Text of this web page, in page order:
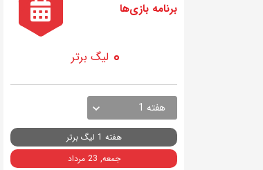
برنامه بازی ها
لیگ برتر
هفته 1
هفته 1 لیگ برتر
جمعه, 23 مرداد